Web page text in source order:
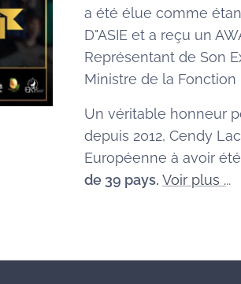
a été élue comme
D"ASIE et a reçu un
Représentant de Son
Ministre de la
Un véritable honneur
depuis 2012, Cendy
Européenne à avoir
de 39 pays. Voir plus ...